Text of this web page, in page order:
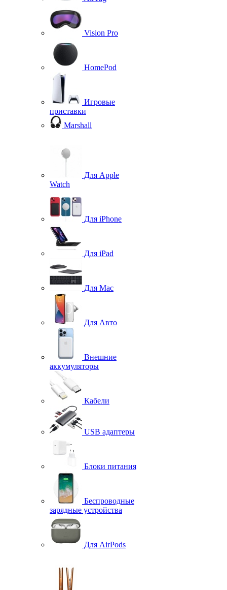
Vision Pro
HomePod
Игровые
приставки
Marshall
Для Apple
Watch
Для iPhone
Для iPad
Для Mac
Для Авто
Внешние
аккумуляторы
Кабели
USB адаптеры
Блоки питания
Беспроводные
зарядные устройства
Для AirPods